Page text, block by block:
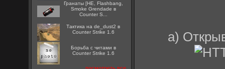
Гранаты [HE, Flashbang,
Smoke Grendade в
Counter S...
Тактика на de_dust2 в
Counter Strike 1.6
Борьба с читами в
Counter Strike 1.6
а)